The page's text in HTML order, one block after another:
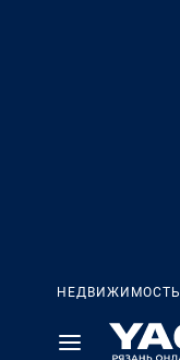
НЕДВИЖИМОСТЬ